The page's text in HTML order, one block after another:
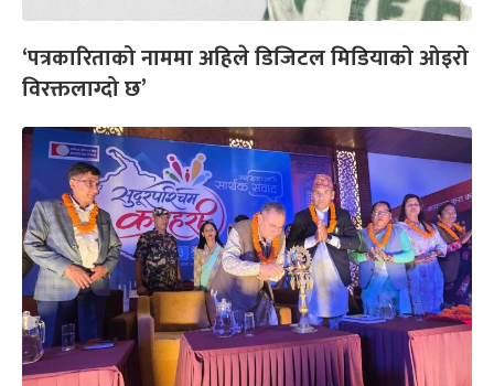
‘पत्रकारिताको नाममा अहिले डिजिटल मिडियाको ओइरो
विरक्तलाग्दो छ’